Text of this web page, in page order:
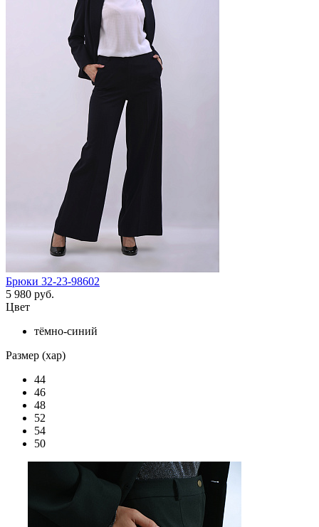
Брюки 32-23-98602
5 980 руб.
Цвет
тёмно-синий
Размер (хар)
44
46
48
52
54
50